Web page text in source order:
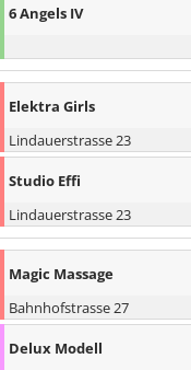
6 Angels IV
Elektra Girls
Lindauerstrasse 23
Studio Effi
Lindauerstrasse 23
Magic Massage
Bahnhofstrasse 27
Delux Modell